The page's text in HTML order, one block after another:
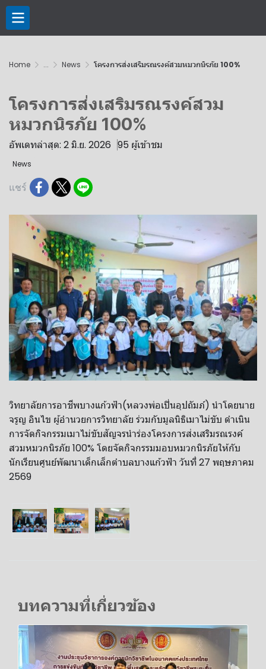
Home ... News โครงการส่งเสริมรณรงค์สวมหมวกนิรภัย 100%
โครงการส่งเสริมรณรงค์สวม
หมวกนิรภัย 100%
อัพเดทล่าสุด: 2 มิ.ย. 2026 95 ผู้เข้าชม
News
แชร์
วิทยาลัย​การ​อาชีพ​บางแก้ว​ฟ้า​(หลวงพ่อ​เปิ่น​อุปถัมภ์)​ นำ​โดย​นาย​
จรูญ​ อิน​ไข​ ผู้​อำนวยการ​วิทยาลัย​ ร่วมกับ​มูลนิธิเมาไม่ขับ​ ดำเนิน
การจัดกิจกรรมเมาไม่ขับสัญจรนำร่องโครงการส่งเสริมรณรงค์
สวมหมวกนิรภัย 100% โดยจัดกิจกรรมมอบหมวกนิรภัยให้กับ
นักเรียนศูนย์พัฒนาเด็กเล็กตำบลบางแก้วฟ้า วันที่​ 27​ พฤษภาคม​
2569​
บทความที่เกี่ยวข้อง